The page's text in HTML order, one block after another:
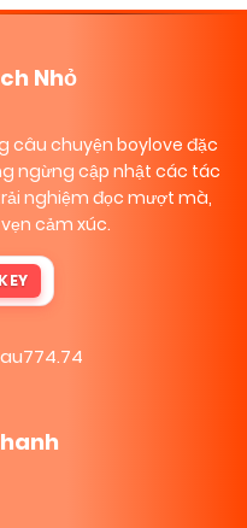
Nhỏ
câu chuyện boylove đặc
ngừng cập nhật các tác
nghiệm đọc mượt mà,
cảm xúc.